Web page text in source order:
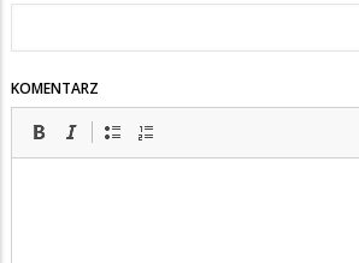
KOMENTARZ